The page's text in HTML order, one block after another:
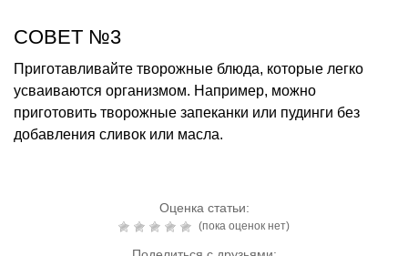
СОВЕТ №3
Приготавливайте творожные блюда, которые легко
усваиваются организмом. Например, можно
приготовить творожные запеканки или пудинги без
добавления сливок или масла.
Оценка статьи:
(пока оценок нет)